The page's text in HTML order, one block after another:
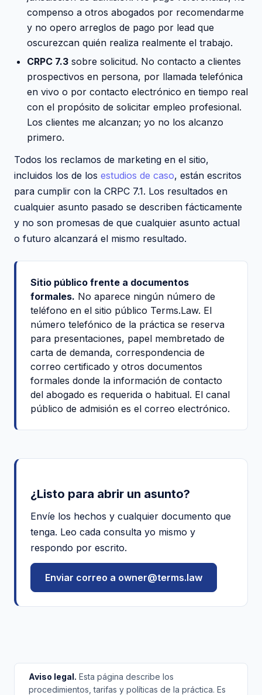
compenso a otros abogados por recomendarme
y no opero arreglos de pago por lead que
oscurezcan quién realiza realmente el trabajo.
CRPC 7.3 sobre solicitud. No contacto a clientes
prospectivos en persona, por llamada telefónica
en vivo o por contacto electrónico en tiempo real
con el propósito de solicitar empleo profesional.
Los clientes me alcanzan; yo no los alcanzo
primero.
Todos los reclamos de marketing en el sitio,
incluidos los de los estudios de caso, están escritos
para cumplir con la CRPC 7.1. Los resultados en
cualquier asunto pasado se describen fácticamente
y no son promesas de que cualquier asunto actual
o futuro alcanzará el mismo resultado.
Sitio público frente a documentos
formales. No aparece ningún número de
teléfono en el sitio público Terms.Law. El
número telefónico de la práctica se reserva
para presentaciones, papel membretado de
carta de demanda, correspondencia de
correo certificado y otros documentos
formales donde la información de contacto
del abogado es requerida o habitual. El canal
público de admisión es el correo electrónico.
¿Listo para abrir un asunto?
Envíe los hechos y cualquier documento que
tenga. Leo cada consulta yo mismo y
respondo por escrito.
Enviar correo a owner@terms.law
Aviso legal. Esta página describe los
procedimientos, tarifas y políticas de la práctica. Es